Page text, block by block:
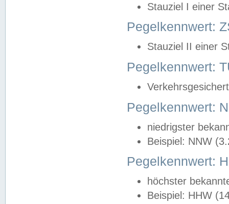
Stauziel I einer
Pegelkennwert:
Stauziel II einer
Pegelkennwert:
Pegelkennwert:
niedrigster
Beispiel: NNW
Pegelkennwert:
höchster
Beispiel: HHW